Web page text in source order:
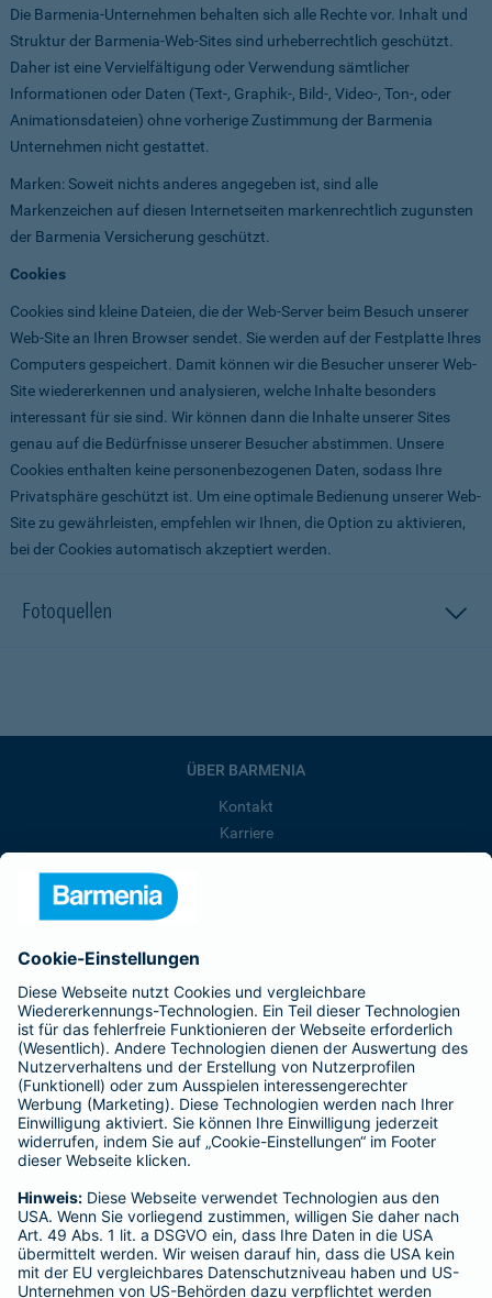
Die Barmenia-Unternehmen behalten sich alle Rechte vor. Inhalt und
Struktur der Barmenia-Web-Sites sind urheberrechtlich geschützt.
Daher ist eine Vervielfältigung oder Verwendung sämtlicher
Informationen oder Daten (Text-, Graphik-, Bild-, Video-, Ton-, oder
Animationsdateien) ohne vorherige Zustimmung der Barmenia
Unternehmen nicht gestattet.
Marken: Soweit nichts anderes angegeben ist, sind alle
Markenzeichen auf diesen Internetseiten markenrechtlich zugunsten
der Barmenia Versicherung geschützt.
Cookies
Cookies sind kleine Dateien, die der Web-Server beim Besuch unserer
Web-Site an Ihren Browser sendet. Sie werden auf der Festplatte Ihres
Computers gespeichert. Damit können wir die Besucher unserer Web-
Site wiedererkennen und analysieren, welche Inhalte besonders
interessant für sie sind. Wir können dann die Inhalte unserer Sites
genau auf die Bedürfnisse unserer Besucher abstimmen. Unsere
Cookies enthalten keine personenbezogenen Daten, sodass Ihre
Privatsphäre geschützt ist. Um eine optimale Bedienung unserer Web-
Site zu gewährleisten, empfehlen wir Ihnen, die Option zu aktivieren,
bei der Cookies automatisch akzeptiert werden.
Fotoquellen
ÜBER BARMENIA
Kontakt
Karriere
Barmenia ist Teil der BarmeniaGothaer
BELIEBTE SEITEN
Kranken-Zusatzversicherung
Tierversicherungen
Haftpflichtversicherung
Hausratversicherung
Adresse ändern
Schaden melden
Kilometerstandsmeldung
Serviceübersicht